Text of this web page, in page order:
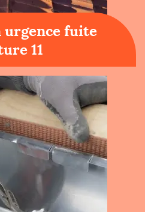
urgence fuite
11